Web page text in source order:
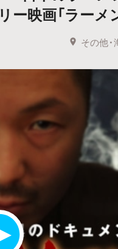
グから探す キュレー
最新達成プロジェクト
ー映画「ラー
その他・